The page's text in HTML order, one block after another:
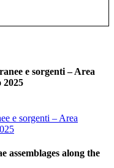
e sorgenti – Area
2025
e sorgenti – Area
assemblages along the